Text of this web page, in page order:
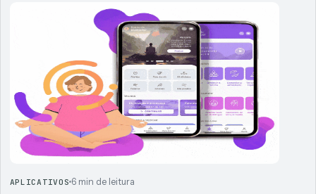
APLICATIVOS 6 min de leitura